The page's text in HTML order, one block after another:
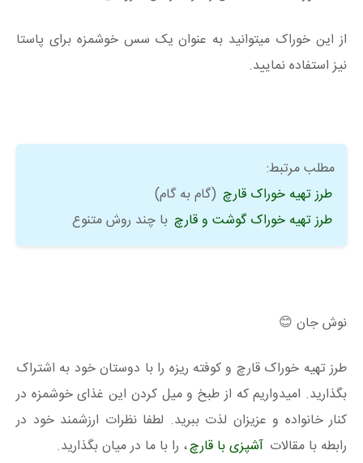
از این خوراک میتوانید به عنوان یک سس خوشمزه برای پاستا
نیز استفاده نمایید.
مطلب مرتبط:
طرز تهیه خوراک قارچ (گام به گام)
طرز تهیه خوراک گوشت و قارچ با چند روش متنوع
نوش جان 😊
طرز تهیه خوراک قارچ و کوفته ریزه را با دوستان خود به اشتراک
بگذارید. امیدواریم که از طبخ و میل کردن این غذای خوشمزه در
کنار خانواده و عزیزان لذت ببرید. لطفا نظرات ارزشمند خود در
رابطه با مقالات آشپزی با قارچ، را با ما در میان بگذارید.